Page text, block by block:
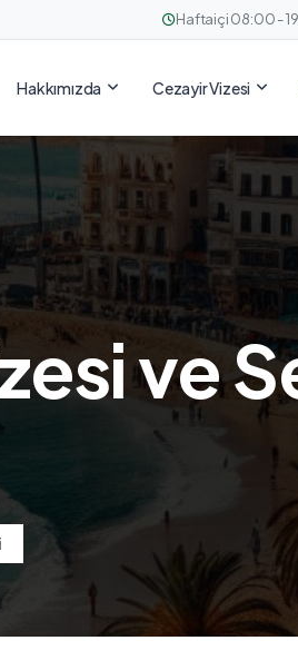
Haftaiçi 08:00 -
Hakkımızda Cezayir Vizesi
ve